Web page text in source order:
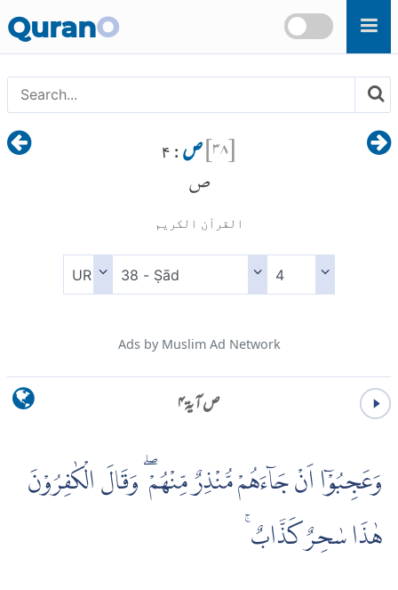
Skip to main content
QuranO
[۳۸]ص : ۴
ص
القرآن الكريم
Ads by Muslim Ad Network
ص آية ۴
وَعَجِبُوْۤا اَنْ جَاۤءَهُمْ مُّنْذِرٌ مِّنْهُمْ ۖ وَقَالَ الْكٰفِرُوْنَ
هٰذَا سٰحِرٌ كَذَّابٌ ۚ